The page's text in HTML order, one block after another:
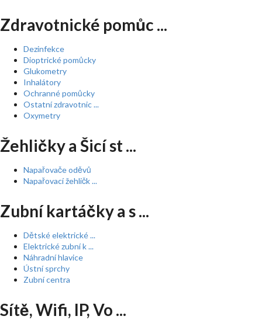
Zdravotnické pomůc ...
Dezinfekce
Dioptrické pomůcky
Glukometry
Inhalátory
Ochranné pomůcky
Ostatní zdravotnic ...
Oxymetry
Žehličky a Šicí st ...
Napařovače oděvů
Napařovací žehličk ...
Zubní kartáčky a s ...
Dětské elektrické ...
Elektrické zubní k ...
Náhradní hlavice
Ústní sprchy
Zubní centra
Sítě, Wifi, IP, Vo ...